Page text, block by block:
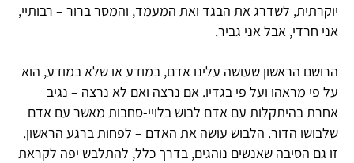
יוקרתית, לשדרג את הבגד ואת המעמד, והמסר ברור – רבותיי,
אני חרדי, אבל אני גביר.
הרושם הראשון שעושה עלינו אדם, במודע או שלא במודע, הוא
על פי מראהו ועל פי בגדיו. אם נרצה ואם לא נרצה – נגיב
אחרת בהיתקלות עם אדם לבוש בלויי-סחבות מאשר עם אדם
שלבושו הדור. הלבוש עושה את האדם – לפחות ברגע הראשון.
זו גם הסיבה שאנשים נוהגים, בדרך כלל, להתלבש יפה לקראת